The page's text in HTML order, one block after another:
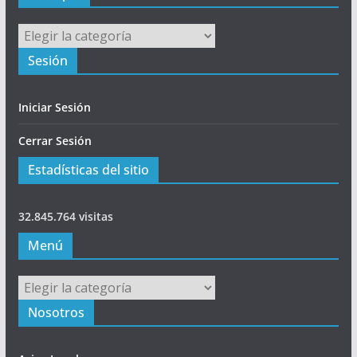
Principal
Sesión
Iniciar Sesión
Cerrar Sesión
Estadísticas del sitio
32.845.764 visitas
Menú
Menú
Nosotros